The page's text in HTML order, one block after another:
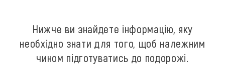
Нижче ви знайдете інформацію, яку
необхідно знати для того, щоб належним
чином підготуватись до подорожі.